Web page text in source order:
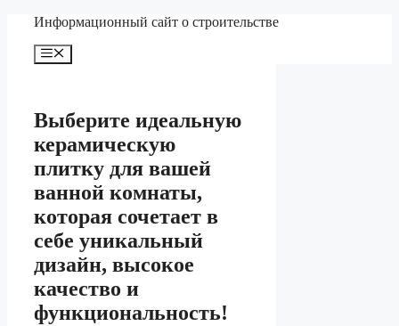
Перейти
содержимому
Информационный сайт о строительстве
Меню
Выберите идеальную
керамическую
плитку для вашей
ванной комнаты,
которая сочетает в
себе уникальный
дизайн, высокое
качество и
функциональность!